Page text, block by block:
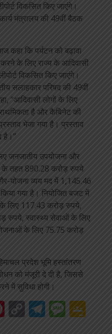
विकसित किए जाएंगे।
मंत्रालय की 49वीं बैठक
कि पर्यटन को बढ़ावा
के लिए राज्य के आदिवासी
विकसित किए जाएंगे।
सलाहकार परिषद की 49वीं
“आदिवासी लोगों के लिए
है और कैबिनेट की
भेजा गया है। प्रस्ताव
है।”
जनजातीय उपयोजना और
के तहत 890.28 करोड़ रुपये
योजना व्यय मद में 1,145.46
गया है। नियोजित बजट में
लिए 117.43 करोड़ रुपये,
रुपये, स्वास्थ्य सेवाओं के लिए
के लिए 75.75 करोड़
प्रदेश भूमि हस्तांतरण
को मंजूरी दे दी है, जिससे
में सुविधा होगी।
Pinterest
Copy